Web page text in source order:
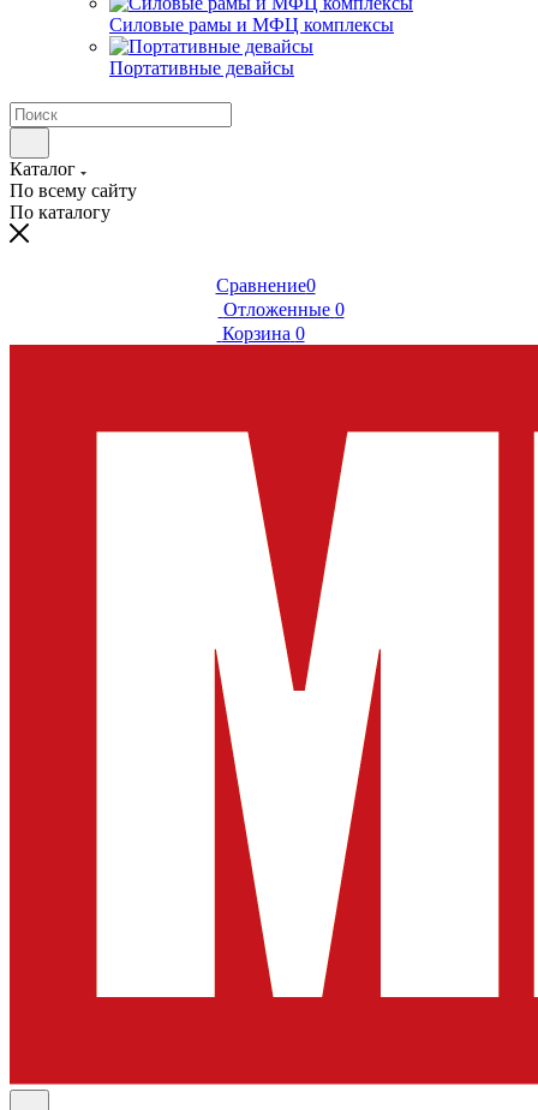
Силовые рамы и МФЦ комплексы
Портативные девайсы
Каталог
По всему сайту
По каталогу
Сравнение0
Отложенные 0
Корзина 0